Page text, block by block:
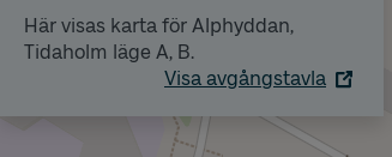
Här visas karta för Alphyddan,
Tidaholm läge A, B.
Visa avgångstavla